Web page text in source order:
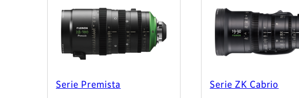
Serie Premista Serie ZK Cabrio